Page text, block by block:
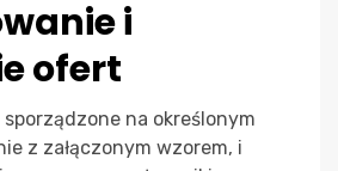
i
ofert
na określonym
z załączonym wzorem, i